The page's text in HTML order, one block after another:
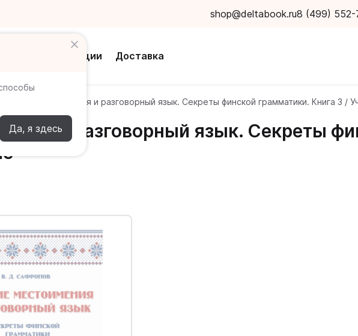
shop@deltabook.ru8 (499) 552-
Акции Доставка
Да, я здесь
Финские местоимения и разговорный язык. Секреты финской грамматики. Книга 3 /
и разговорный язык. Секреты